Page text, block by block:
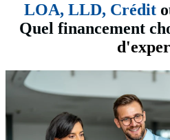
LOA, LLD, Crédit
Quel financement